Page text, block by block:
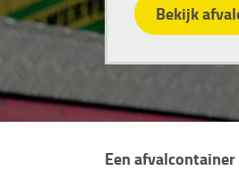
Bekijk
Een